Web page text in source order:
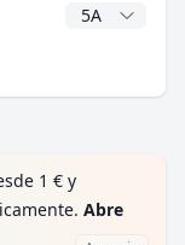
Años CAGR
1 € y
Abre